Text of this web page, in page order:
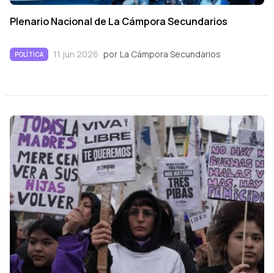
Plenario Nacional de La Cámpora Secundarios
POLÍTICA 11 jun 2026 por La Cámpora Secundarios